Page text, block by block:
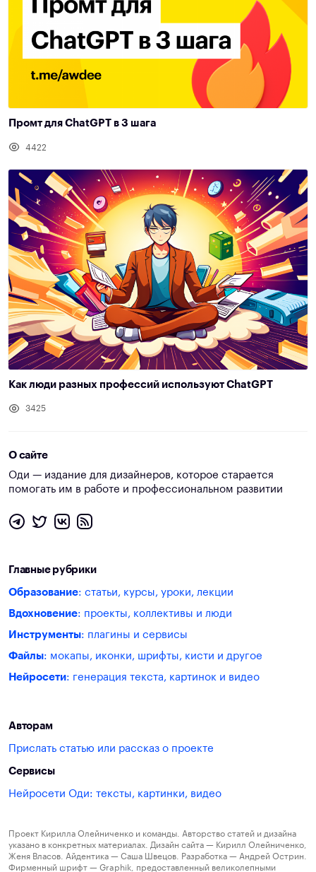
Промт для ChatGPT в 3 шага
4422
Как люди разных профессий используют ChatGPT
3425
О сайте
Оди — издание для дизайнеров, которое старается
помогать им в работе и профессиональном развитии
Главные рубрики
Образование: статьи, курсы, уроки, лекции
Вдохновение: проекты, коллективы и люди
Инструменты: плагины и сервисы
Файлы: мокапы, иконки, шрифты, кисти и другое
Нейросети: генерация текста, картинок и видео
Авторам
Прислать статью или рассказ о проекте
Сервисы
Нейросети Оди: тексты, картинки, видео
Проект Кирилла Олейниченко и команды. Авторство статей и дизайна
указано в конкретных материалах. Дизайн сайта — Кирилл Олейниченко,
Женя Власов. Айдентика — Саша Швецов. Разработка — Андрей Острин.
Фирменный шрифт — Graphik, предоставленный великолепными